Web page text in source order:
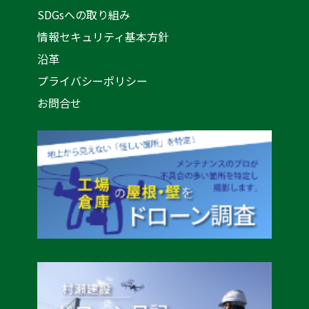
SDGsへの取り組み
情報セキュリティ基本方針
沿革
プライバシーポリシー
お問合せ